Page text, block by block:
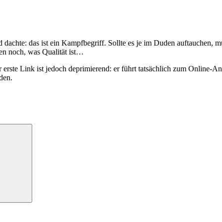
das ist ein Kampfbegriff. Sollte es je im Duden auftauchen,
noch, was Qualität ist…
Link ist jedoch deprimierend: er führt tatsächlich zum Online-